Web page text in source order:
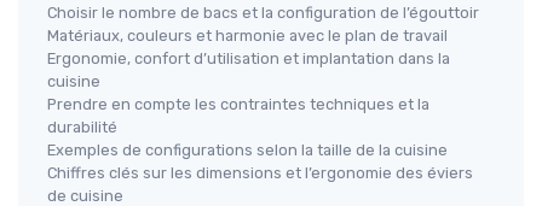
Choisir le nombre de bacs et la configuration de l’égouttoir
Matériaux, couleurs et harmonie avec le plan de travail
Ergonomie, confort d’utilisation et implantation dans la
cuisine
Prendre en compte les contraintes techniques et la
durabilité
Exemples de configurations selon la taille de la cuisine
Chiffres clés sur les dimensions et l’ergonomie des éviers
de cuisine